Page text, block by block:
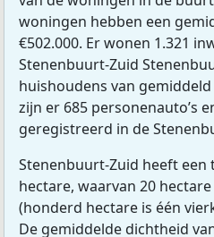
woningen hebben een
€502.000. Er wonen 1.321
Stenenbuurt-Zuid
huishoudens van
zijn er 685 personenauto’s
geregistreerd in de
Stenenbuurt-Zuid heeft een
hectare, waarvan 20
(honderd hectare is één
De gemiddelde dichtheid